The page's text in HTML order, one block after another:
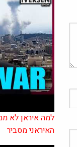
למה איראן לא
האיראני מסביר